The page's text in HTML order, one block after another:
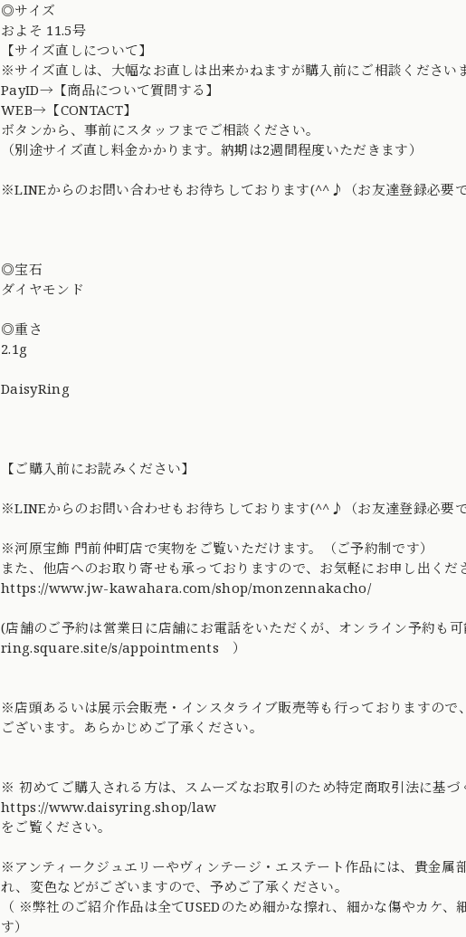
◎サイズ
およそ 11.5号
【サイズ直しについて】
※サイズ直しは、大幅なお直しは出来かねますが購入前にご相談ください
PayID→【商品について質問する】
WEB→【CONTACT】
ボタンから、事前にスタッフまでご相談ください。
（別途サイズ直し料金かかります。納期は2週間程度いただきます）
※LINEからのお問い合わせもお待ちしております(^^♪（お友達登録必要
◎宝石
ダイヤモンド
◎重さ
2.1g
DaisyRing
【ご購入前にお読みください】
※LINEからのお問い合わせもお待ちしております(^^♪（お友達登録必要
※河原宝飾 門前仲町店で実物をご覧いただけます。（ご予約制です）
また、他店へのお取り寄せも承っておりますので、お気軽にお申し出くだ
https://www.jw-kawahara.com/shop/monzennakacho/
(店舗のご予約は営業日に店舗にお電話をいただくが、オンライン予約も
ring.square.site/s/appointments ）
※店頭あるいは展示会販売・インスタライブ販売等も行っておりますの
ございます。あらかじめご了承ください。
※ 初めてご購入される方は、スムーズなお取引のため特定商取引法に基
https://www.daisyring.shop/law
をご覧ください。
※アンティークジュエリーやヴィンテージ・エステート作品には、貴金
れ、変色などがございますので、予めご了承ください。
（ ※弊社のご紹介作品は全てUSEDのため細かな擦れ、細かな傷やカケ
す）